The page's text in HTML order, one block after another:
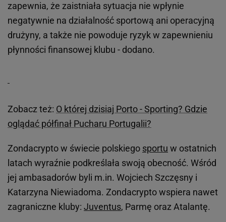
zapewnia, że zaistniała sytuacja nie wpłynie
negatywnie na działalność sportową ani operacyjną
drużyny, a także nie powoduje ryzyk w zapewnieniu
płynności finansowej klubu - dodano.
Zobacz też: O której dzisiaj Porto - Sporting? Gdzie
oglądać półfinał Pucharu Portugalii?
Zondacrypto w świecie polskiego sportu w ostatnich
latach wyraźnie podkreślała swoją obecność. Wśród
jej ambasadorów byli m.in. Wojciech Szczęsny i
Katarzyna Niewiadoma. Zondacrypto wspiera nawet
zagraniczne kluby: Juventus, Parmę oraz Atalantę.